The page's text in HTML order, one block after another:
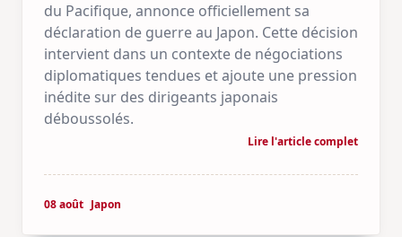
du Pacifique, annonce officiellement sa
déclaration de guerre au Japon. Cette décision
intervient dans un contexte de négociations
diplomatiques tendues et ajoute une pression
inédite sur des dirigeants japonais
déboussolés.
Lire l'article complet
08 août Japon